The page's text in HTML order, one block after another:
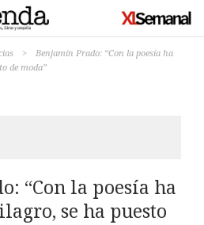
>
Benjamín Prado: “Con la poesía ha
de moda”
“Con la poesía ha
se ha puesto